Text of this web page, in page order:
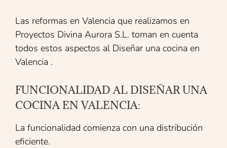
Las reformas en Valencia que realizamos en
Proyectos Divina Aurora S.L. toman en cuenta
todos estos aspectos al Diseñar una cocina en
Valencia .
FUNCIONALIDAD AL DISEÑAR UNA
COCINA EN VALENCIA:
La funcionalidad comienza con una distribución
eficiente.